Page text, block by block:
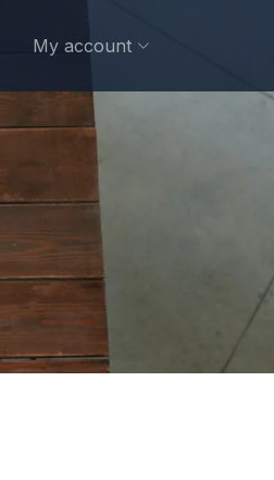
My account